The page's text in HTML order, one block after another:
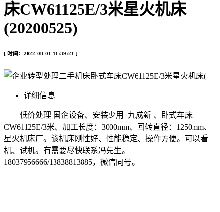
床CW61125E/3米星火机床
(20200525)
[ 时间：2022-08-01 11:39:21 ]
详细信息
低价处理 国企设备、安装少用 九成新 、卧式车床
CW61125E/3米、加工长度：3000mm、回转直径：1250mm、
星火机床厂。该机床刚性好、性能稳定、操作方便。可以看
机、试机。有需要尽快联系冯先生。
18037956666/13838813885，微信同号。